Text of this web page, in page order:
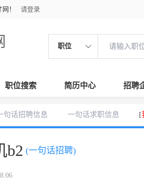
！ 请登录
职位
职位搜索 简历中心 招聘
句话招聘信息 一句话求职信息 [
b2 (一句话招聘)